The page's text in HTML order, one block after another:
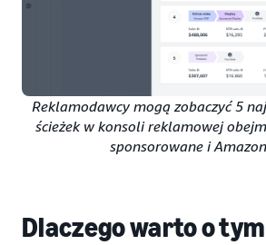
Reklamodawcy mogą zobaczyć 5
ścieżek w konsoli reklamowej
sponsorowane i
Dlaczego warto o